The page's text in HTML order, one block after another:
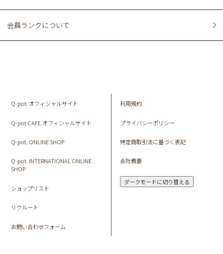
会員ランクについて
Q-pot. オフィシャルサイト
Q-pot CAFE.オフィシャルサイト
Q-pot. ONLINE SHOP
Q-pot. INTERNATIONAL ONLINE
SHOP
ショップリスト
リクルート
お問い合わせフォーム
利用規約
プライバシーポリシー
特定商取引法に基づく表記
会社概要
ダークモードに切り替える